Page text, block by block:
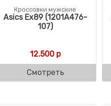
Кроссовки мужские
Asics Ex89 (1201A476-
107)
12.500р
Смотреть